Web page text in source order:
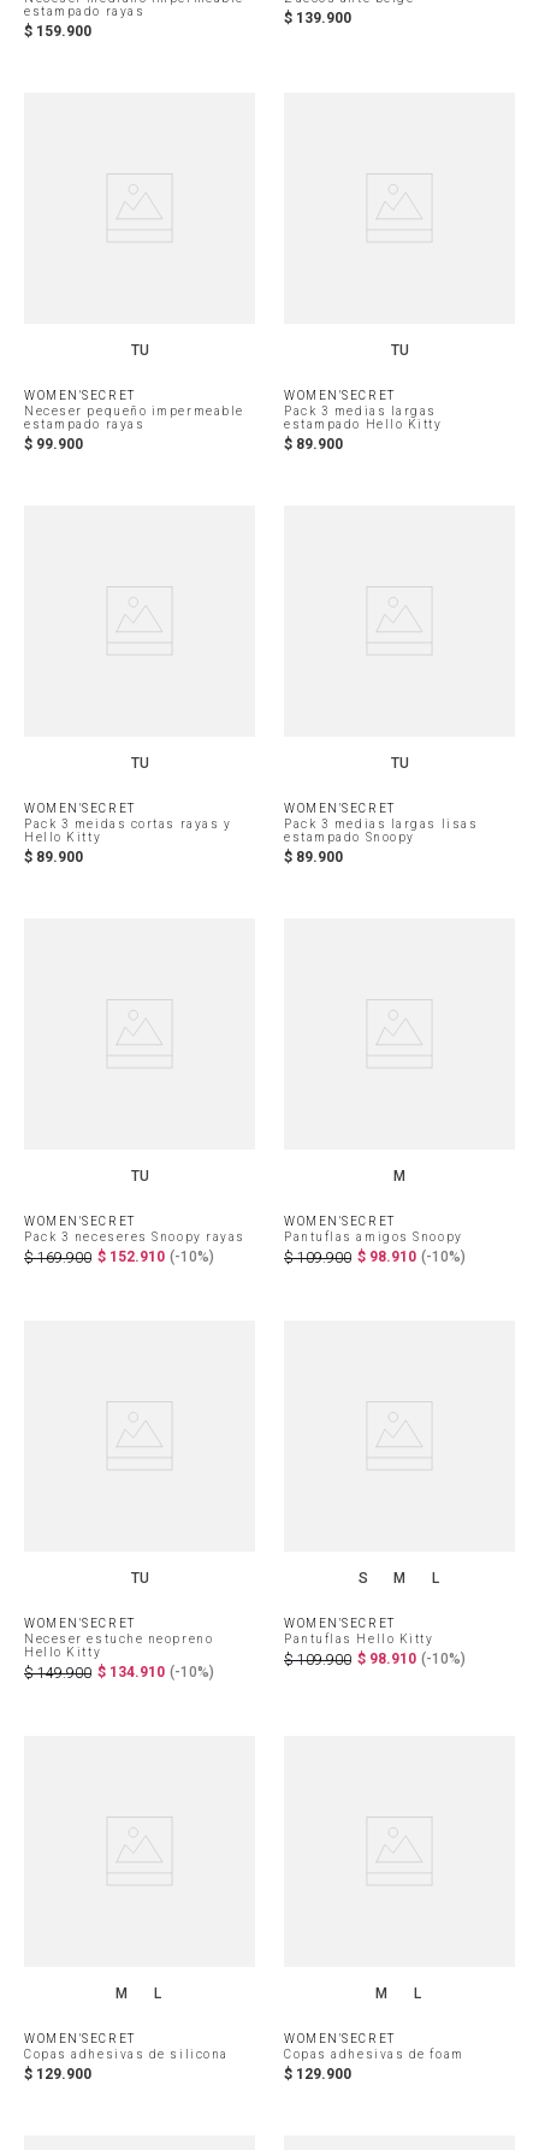
estampado rayas
$ 159.900
$ 139.900
TU
WOMEN'SECRET
Neceser pequeño impermeable
estampado rayas
$ 99.900
TU
WOMEN'SECRET
Pack 3 medias largas
estampado Hello Kitty
$ 89.900
TU
WOMEN'SECRET
Pack 3 meidas cortas rayas y
Hello Kitty
$ 89.900
TU
WOMEN'SECRET
Pack 3 medias largas lisas
estampado Snoopy
$ 89.900
TU
WOMEN'SECRET
Pack 3 neceseres Snoopy rayas
$ 169.900 $ 152.910 (-10%)
M
WOMEN'SECRET
Pantuflas amigos Snoopy
$ 109.900 $ 98.910 (-10%)
TU
WOMEN'SECRET
Neceser estuche neopreno
Hello Kitty
$ 149.900 $ 134.910 (-10%)
S M L
WOMEN'SECRET
Pantuflas Hello Kitty
$ 109.900 $ 98.910 (-10%)
M L
WOMEN'SECRET
Copas adhesivas de silicona
$ 129.900
M L
WOMEN'SECRET
Copas adhesivas de foam
$ 129.900